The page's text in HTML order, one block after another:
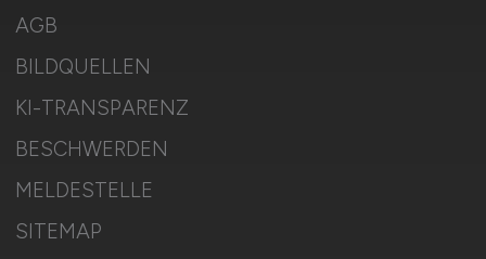
AGB
BILDQUELLEN
KI-TRANSPARENZ
BESCHWERDEN
MELDESTELLE
SITEMAP